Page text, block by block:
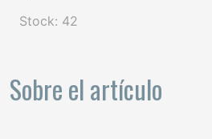
Stock: 42
Sobre el artículo